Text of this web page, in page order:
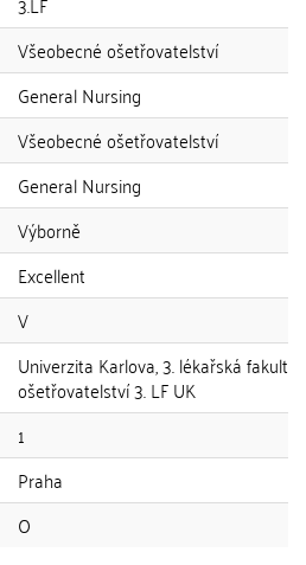
Všeobecné ošetřovatelství
General Nursing
Všeobecné ošetřovatelství
General Nursing
Výborně
Excellent
V
Univerzita Karlova, 3. lékařská
ošetřovatelství 3. LF UK
1
Praha
O